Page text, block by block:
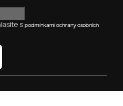
v
u
s podmínkami ochrany osobních